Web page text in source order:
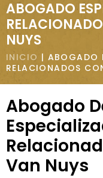
ABOGADO
NUYS
INICIO | ABOGADO
RELACIONADOS
Abogado
Van Nuys